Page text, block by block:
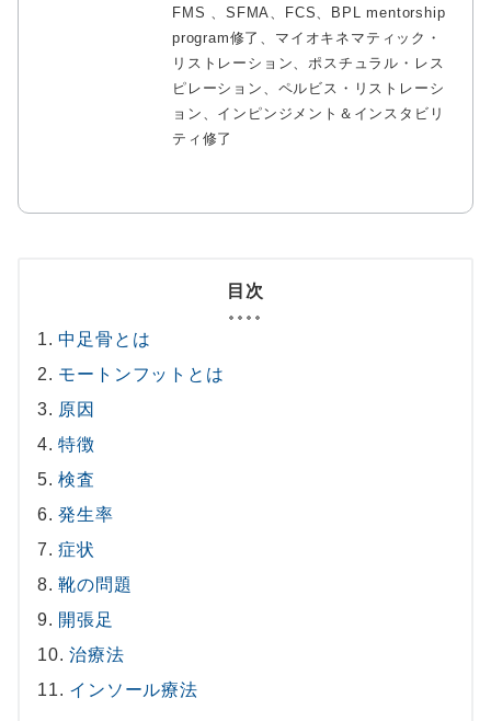
FMS 、SFMA、FCS、BPL mentorship
program修了、マイオキネマティック・
リストレーション、ポスチュラル・レス
ピレーション、ペルビス・リストレーシ
ョン、インピンジメント＆インスタビリ
ティ修了
目次
中足骨とは
モートンフットとは
原因
特徴
検査
発生率
症状
靴の問題
開張足
治療法
インソール療法